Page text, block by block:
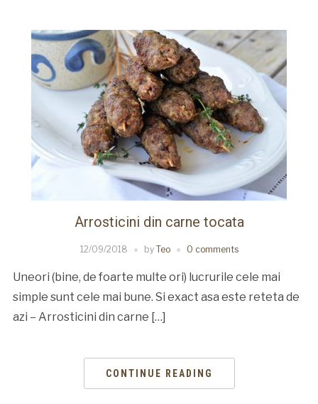
Arrosticini din carne tocata
12/09/2018 by Teo 0 comments
Uneori (bine, de foarte multe ori) lucrurile cele mai
simple sunt cele mai bune. Si exact asa este reteta de
azi – Arrosticini din carne […]
CONTINUE READING